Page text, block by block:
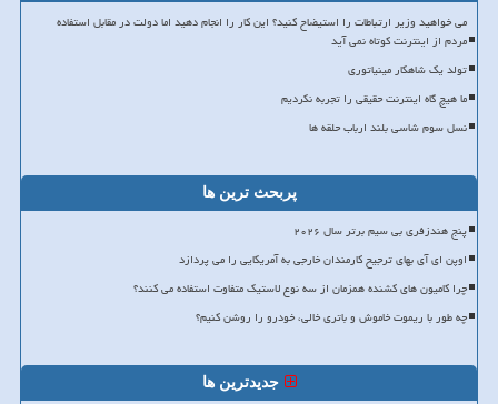
می خواهید وزیر ارتباطات را استیضاح کنید؟ این کار را انجام دهید اما دولت در مقابل استفاده
مردم از اینترنت کوتاه نمی آید
تولد یک شاهکار مینیاتوری
ما هیچ گاه اینترنت حقیقی را تجربه نکردیم
نسل سوم شاسی بلند ارباب حلقه ها
پربحث ترین ها
پنج هندزفری بی سیم برتر سال ۲۰۲۶
اوپن ای آی بهای ترجیح کارمندان خارجی به آمریکایی را می پردازد
چرا کامیون های کشنده همزمان از سه نوع لاستیک متفاوت استفاده می کنند؟
چه طور با ریموت خاموش و باتری خالی، خودرو را روشن کنیم؟
جدیدترین ها